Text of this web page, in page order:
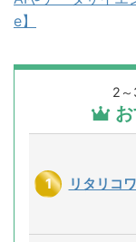
e】
2～
リタリコ